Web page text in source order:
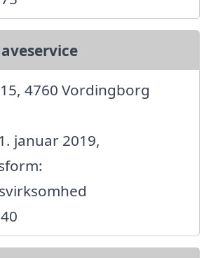
4760 Vordingborg
januar 2019,